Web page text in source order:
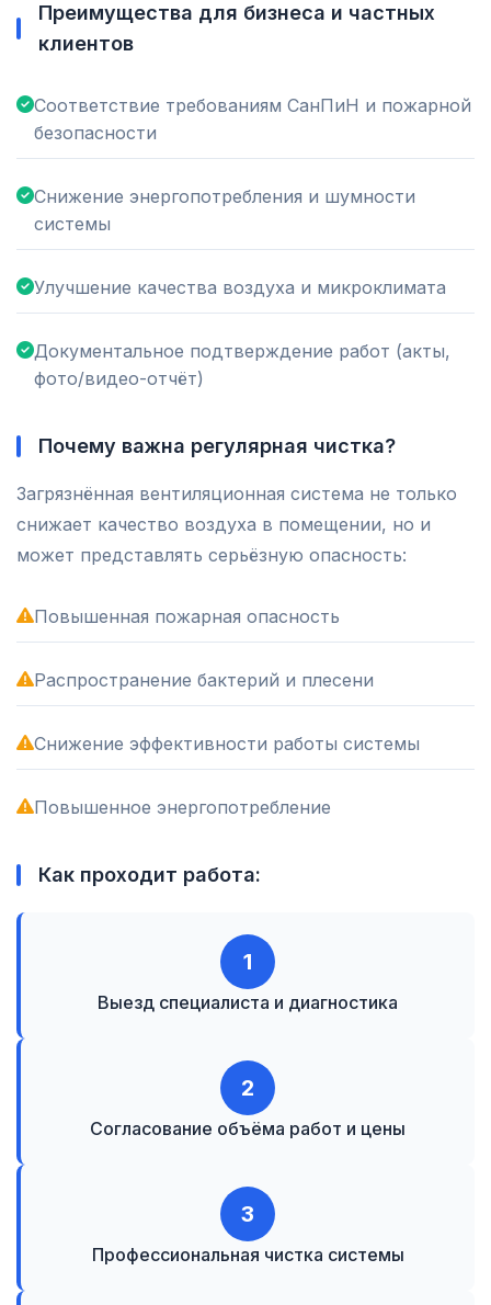
Преимущества для бизнеса и частных
клиентов
Соответствие требованиям СанПиН и пожарной
безопасности
Снижение энергопотребления и шумности
системы
Улучшение качества воздуха и микроклимата
Документальное подтверждение работ (акты,
фото/видео-отчёт)
Почему важна регулярная чистка?
Загрязнённая вентиляционная система не только
снижает качество воздуха в помещении, но и
может представлять серьёзную опасность:
Повышенная пожарная опасность
Распространение бактерий и плесени
Снижение эффективности работы системы
Повышенное энергопотребление
Как проходит работа:
1
Выезд специалиста и диагностика
2
Согласование объёма работ и цены
3
Профессиональная чистка системы